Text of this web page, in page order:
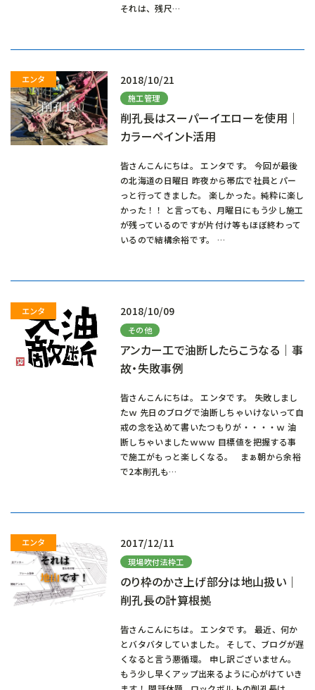
それは、残尺…
2018/10/21
施工管理
削孔長はスーパーイエローを使用｜
カラーペイント活用
皆さんこんにちは。 エンタです。 今回が最後
の北海道の日曜日 昨夜から帯広で社員とパー
っと行ってきました。 楽しかった。純粋に楽し
かった！！ と言っても、月曜日にもう少し施工
が残っているのですが片付け等もほぼ終わって
いるので結構余裕です。 …
2018/10/09
その他
アンカー工で油断したらこうなる｜事
故・失敗事例
皆さんこんにちは。 エンタです。 失敗しまし
たｗ 先日のブログで油断しちゃいけないって自
戒の念を込めて書いたつもりが・・・・ｗ 油
断しちゃいましたｗｗｗ 目標値を把握する事
で施工がもっと楽しくなる。 まぁ朝から余裕
で2本削孔も…
2017/12/11
現場吹付法枠工
のり枠のかさ上げ部分は地山扱い｜
削孔長の計算根拠
皆さんこんにちは。 エンタです。 最近、何か
とバタバタしていました。 そして、ブログが遅
くなると言う悪循環。 申し訳ございません。
もう少し早くアップ出来るように心がけていき